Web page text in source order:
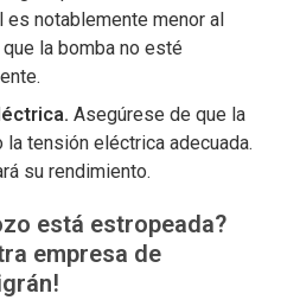
es notablemente menor al
la bomba no esté
Asegúrese de que la
tensión eléctrica adecuada.
su rendimiento.
está estropeada?
empresa de